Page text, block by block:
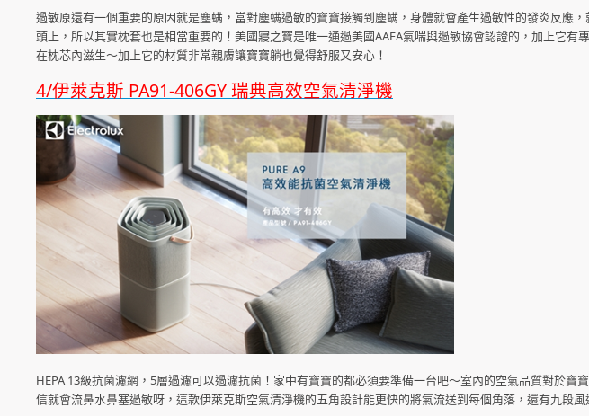
過敏原還有一個重要的原因就是塵螨，當對塵螨過敏的寶寶接觸到塵螨，身體就會產生過敏性的發炎反應
頭上，所以其實枕套也是相當重要的！美國寢之寶是唯一通過美國AAFA氣喘與過敏協會認證的，加上它
在枕芯內滋生～加上它的材質非常親膚讓寶寶躺也覺得舒服又安心！
4/伊萊克斯 PA91-406GY 瑞典高效空氣清淨機
HEPA 13級抗菌濾網，5層過濾可以過濾抗菌！家中有寶寶的都必須要準備一台吧～室內的空氣品質對於寶
信就會流鼻水鼻塞過敏呀，這款伊萊克斯空氣清淨機的五角設計能更快的將氣流送到每個角落，還有九段